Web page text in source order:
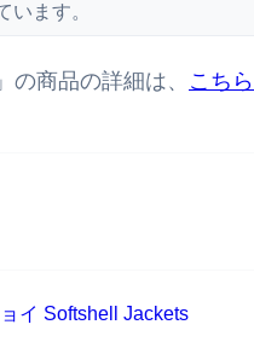
います。
」の商品の詳細は、 こち
イ Softshell Jackets